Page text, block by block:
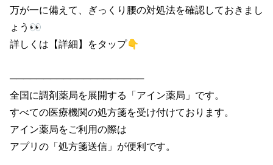
万が一に備えて、ぎっくり腰の対処法を確認しておきまし
ょう👀
詳しくは【詳細】をタップ👇
────────────────────
全国に調剤薬局を展開する「アイン薬局」です。
すべての医療機関の処方箋を受け付けております。
アイン薬局をご利用の際は
アプリの「処方箋送信」が便利です。